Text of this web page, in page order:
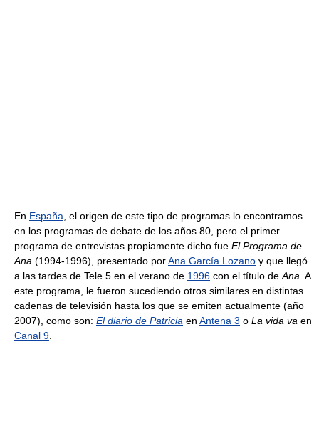
En España, el origen de este tipo de programas lo encontramos
en los programas de debate de los años 80, pero el primer
programa de entrevistas propiamente dicho fue El Programa de
Ana (1994-1996), presentado porAna García Lozano y que llegó
a las tardes de Tele 5 en el verano de 1996 con el título deAna. A
este programa, le fueron sucediendo otros similares en distintas
cadenas de televisión hasta los que se emiten actualmente (año
2007), como son: El diario de Patricia en Antena 3 o La vida va en
Canal 9.